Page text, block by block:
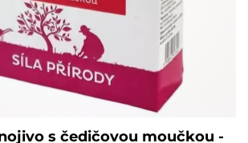
s čedičovou moučkou -